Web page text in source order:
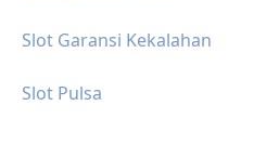
Slot Garansi Kekalahan
Slot Pulsa